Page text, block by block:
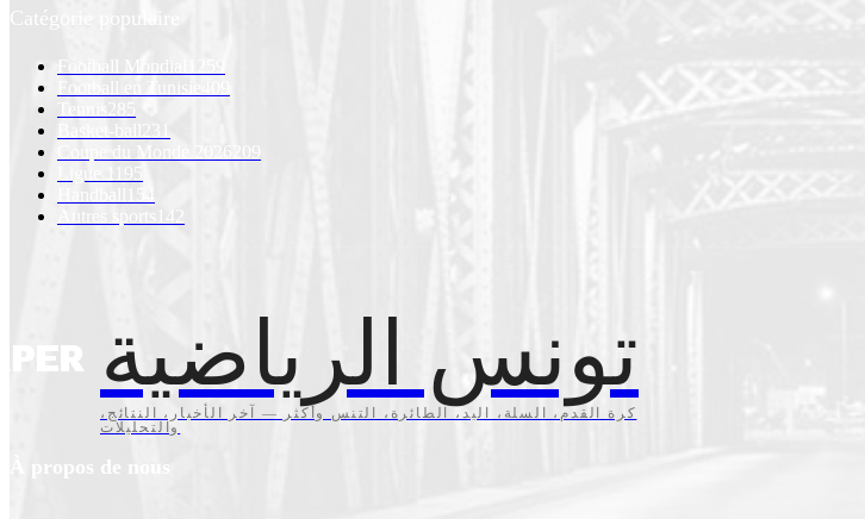
Catégorie populaire
Football Mondial
Football en Tunisie
Basket-ball
Coupe du Monde 2026
195
154
Autres sports 142
تونس الرياضية
كرة القدم، السلة، اليد، الطائرة، التنس وأكثر — آخر الأخبار، النتائج،
والتحليلات
À propos de nous